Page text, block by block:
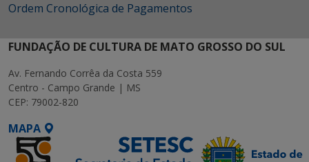
Ordem Cronológica de Pagamentos
FUNDAÇÃO DE CULTURA DE MATO GROSSO DO SUL
Av. Fernando Corrêa da Costa 559
Centro - Campo Grande | MS
CEP: 79002-820
MAPA